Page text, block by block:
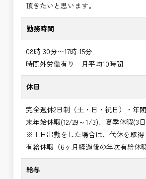
頂きたいと思います。
勤務時間
08時 30分〜17時 15分
時間外労働有り 月平均10時間
休日
完全週休2日制（土・日・祝日）・年
末年始休暇(12/29～1/3)、夏季休暇(3
※土日出勤をした場合は、代休を取得
有給休暇（6ヶ月経過後の年次有給休
給与